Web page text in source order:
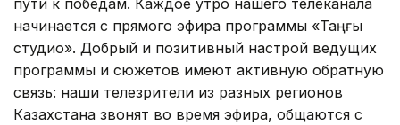
пути к победам. Каждое утро нашего телеканала
начинается с прямого эфира программы «Таңғы
студио». Добрый и позитивный настрой ведущих
программы и сюжетов имеют активную обратную
связь: наши телезрители из разных регионов
Казахстана звонят во время эфира, общаются с